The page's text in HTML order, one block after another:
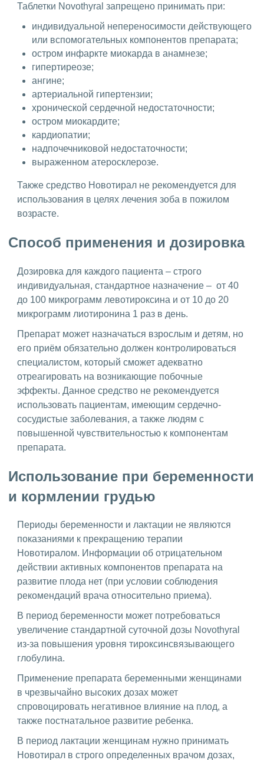
Таблетки Novothyral запрещено принимать при:
индивидуальной непереносимости действующего
или вспомогательных компонентов препарата;
остром инфаркте миокарда в анамнезе;
гипертиреозе;
ангине;
артериальной гипертензии;
хронической сердечной недостаточности;
остром миокардите;
кардиопатии;
надпочечниковой недостаточности;
выраженном атеросклерозе.
Также средство Новотирал не рекомендуется для
использования в целях лечения зоба в пожилом
возрасте.
Способ применения и дозировка
Дозировка для каждого пациента – строго
индивидуальная, стандартное назначение – от 40
до 100 микрограмм левотироксина и от 10 до 20
микрограмм лиотиронина 1 раз в день.
Препарат может назначаться взрослым и детям, но
его приём обязательно должен контролироваться
специалистом, который сможет адекватно
отреагировать на возникающие побочные
эффекты. Данное средство не рекомендуется
использовать пациентам, имеющим сердечно-
сосудистые заболевания, а также людям с
повышенной чувствительностью к компонентам
препарата.
Использование при беременности
и кормлении грудью
Периоды беременности и лактации не являются
показаниями к прекращению терапии
Новотиралом. Информации об отрицательном
действии активных компонентов препарата на
развитие плода нет (при условии соблюдения
рекомендаций врача относительно приема).
В период беременности может потребоваться
увеличение стандартной суточной дозы Novothyral
из-за повышения уровня тироксинсвязывающего
глобулина.
Применение препарата беременными женщинами
в чрезвычайно высоких дозах может
спровоцировать негативное влияние на плод, а
также постнатальное развитие ребенка.
В период лактации женщинам нужно принимать
Новотирал в строго определенных врачом дозах,